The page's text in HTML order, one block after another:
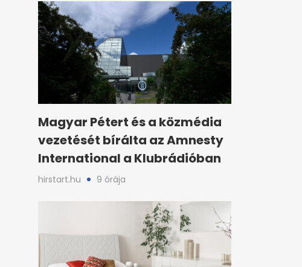
Magyar Pétert és a közmédia
vezetését bírálta az Amnesty
International a Klubrádióban
hirstart.hu 9 órája